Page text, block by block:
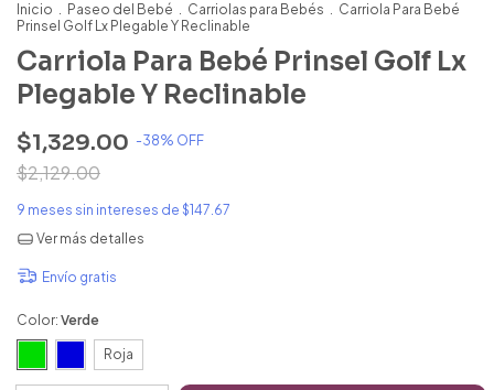
Inicio . Paseo del Bebé . Carriolas para Bebés . Carriola Para Bebé
Prinsel Golf Lx Plegable Y Reclinable
Carriola Para Bebé Prinsel Golf Lx
Plegable Y Reclinable
$1,329.00 -38% OFF
$2,129.00
9 meses sin intereses de $147.67
Ver más detalles
Envío gratis
Color: Verde
Roja